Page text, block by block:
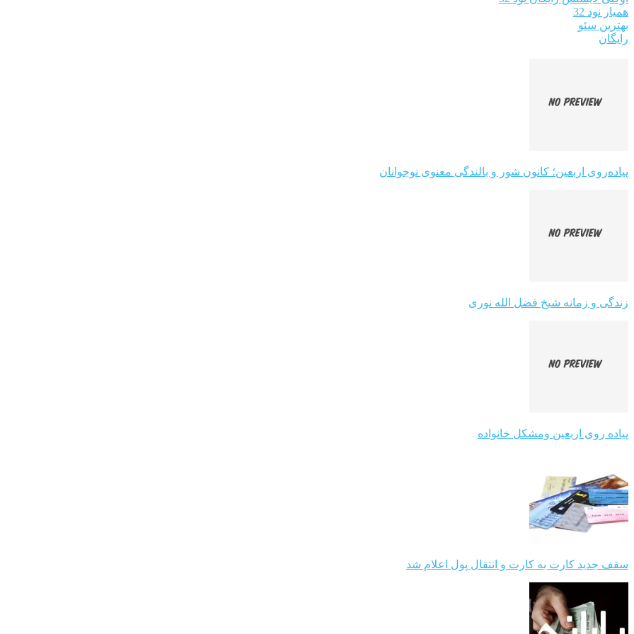
همیار نود 32
بهترین سئو
رایگان
پیاده‌روی اربعین؛ کانون شور و بالندگی معنوی نوجوانان
زندگی و زمانه شیخ فضل الله نوری
پیاده روی اربعین ومشکل خانواده
سقف جدید کارت به کارت و انتقال پول اعلام شد